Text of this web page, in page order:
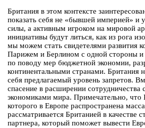
Британия в этом контексте
показать себя не «бывшей империей»
силы, а активным игроком на мировой
инициативы будут литься, как из рога
мы можем стать свидетелями развития
Парижем и Берлином с одной стороны
по поводу мер бюджетной экономии,
континентальными странами. Британия
себя предлагаемый уровень запретов.
спасение в расширении
экономиками мира. Примечательно, что
которого в Европе распространена
рассматривается Британией в качестве
партнера, который поможет вывести